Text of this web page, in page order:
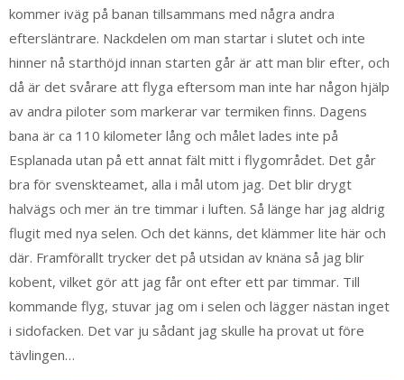
kommer iväg på banan tillsammans med några andra
eftersläntrare. Nackdelen om man startar i slutet och inte
hinner nå starthöjd innan starten går är att man blir efter, och
då är det svårare att flyga eftersom man inte har någon hjälp
av andra piloter som markerar var termiken finns. Dagens
bana är ca 110 kilometer lång och målet lades inte på
Esplanada utan på ett annat fält mitt i flygområdet. Det går
bra för svenskteamet, alla i mål utom jag. Det blir drygt
halvägs och mer än tre timmar i luften. Så länge har jag aldrig
flugit med nya selen. Och det känns, det klämmer lite här och
där. Framförallt trycker det på utsidan av knäna så jag blir
kobent, vilket gör att jag får ont efter ett par timmar. Till
kommande flyg, stuvar jag om i selen och lägger nästan inget
i sidofacken. Det var ju sådant jag skulle ha provat ut före
tävlingen…